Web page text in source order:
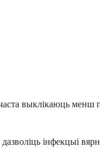
выклікаюць менш
інфекцыі